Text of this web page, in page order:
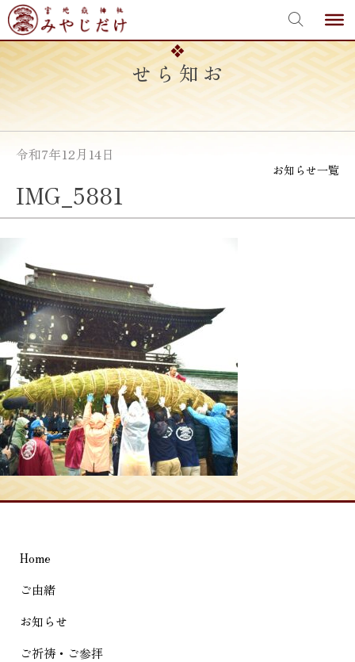
Skip
to
content
お知らせ
令和7年12月14日
お知らせ一覧
IMG_5881
投
稿
ナ
ビ
ー
シ
ョ
ン
≪大しめ祭
Home
ご由緒
お知らせ
ご祈祷・ご参拝